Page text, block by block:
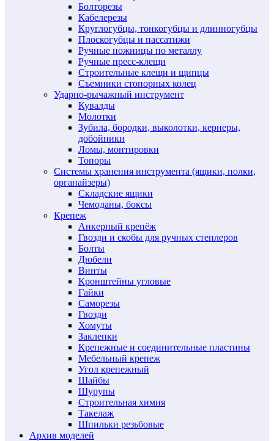
Болторезы
Кабелерезы
Круглогубцы, тонкогубцы и длинногубцы
Плоскогубцы и пассатижи
Ручные ножницы по металлу
Ручные пресс-клещи
Строительные клещи и щипцы
Съемники стопорных колец
Ударно-рычажный инструмент
Кувалды
Молотки
Зубила, бородки, выколотки, кернеры,
добойники
Ломы, монтировки
Топоры
Системы хранения инструмента (ящики, полки,
органайзеры)
Складские ящики
Чемоданы, боксы
Крепеж
Анкерный крепёж
Гвозди и скобы для ручных степлеров
Болты
Дюбели
Винты
Кронштейны угловые
Гайки
Саморезы
Гвозди
Хомуты
Заклепки
Крепежные и соединительные пластины
Мебельный крепеж
Угол крепежный
Шайбы
Шурупы
Строительная химия
Такелаж
Шпильки резьбовые
Архив моделей